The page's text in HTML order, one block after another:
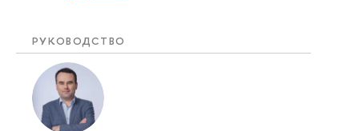
РУКОВОДСТВО